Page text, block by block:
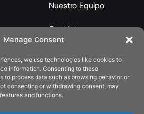
Manage Consent
we use technologies like cookies to
information. Consenting to these
to process data such as browsing behavior or
consenting or withdrawing consent, may
and functions.
Nuestro Equipo
Contáctanos